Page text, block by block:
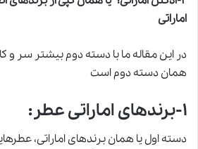
اماراتی
در این مقاله ما با دسته دوم بیشتر سر و
همان دسته دوم است
۱-برندهای اماراتی عطر:
دسته اول یا همان برندهای اماراتی،